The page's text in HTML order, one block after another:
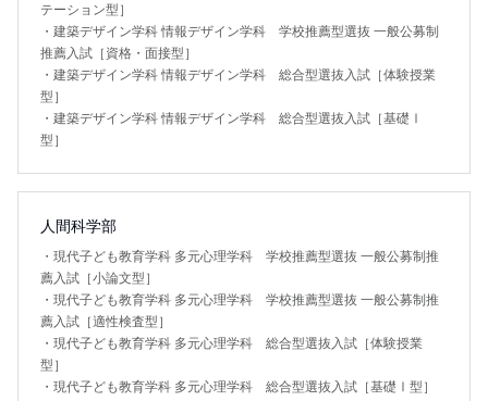
テーション型］
・ 建築デザイン学科 情報デザイン学科 学校推薦型選抜 一般公募制
推薦入試［資格・面接型］
・ 建築デザイン学科 情報デザイン学科 総合型選抜入試［体験授業
型］
・ 建築デザイン学科 情報デザイン学科 総合型選抜入試［基礎Ⅰ
型］
人間科学部
・ 現代子ども教育学科 多元心理学科 学校推薦型選抜 一般公募制推
薦入試［小論文型］
・ 現代子ども教育学科 多元心理学科 学校推薦型選抜 一般公募制推
薦入試［適性検査型］
・ 現代子ども教育学科 多元心理学科 総合型選抜入試［体験授業
型］
・ 現代子ども教育学科 多元心理学科 総合型選抜入試［基礎Ⅰ型］